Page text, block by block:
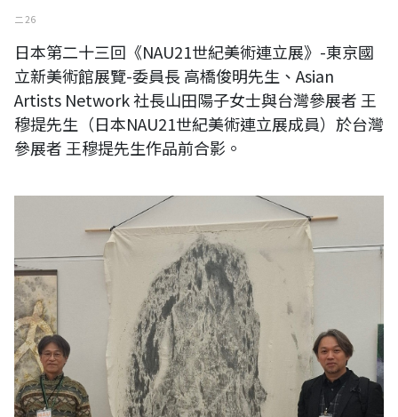
二 26
日本第二十三回《NAU21世紀美術連立展》-東京國
立新美術館展覽-委員長 高橋俊明先生、Asian
Artists Network 社長山田陽子女士與台灣參展者 王
穆提先生（日本NAU21世紀美術連立展成員）於台灣
參展者 王穆提先生作品前合影。
日本第二十三回《NAU21世紀美術連立展》-東京國立新美術館展覽-事務
局局長 橋谷勇慈先生與台灣參展者 王穆提先生（日本NAU21世紀美術連
立展成員）於台灣參展者 王穆提先生作品前合影。